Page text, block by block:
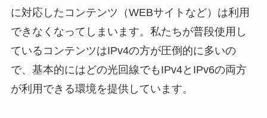
に対応したコンテンツ（WEBサイトなど）は利用
できなくなってしまいます。私たちが普段使用し
ているコンテンツはIPv4の方が圧倒的に多いの
で、基本的にはどの光回線でもIPv4とIPv6の両方
が利用できる環境を提供しています。